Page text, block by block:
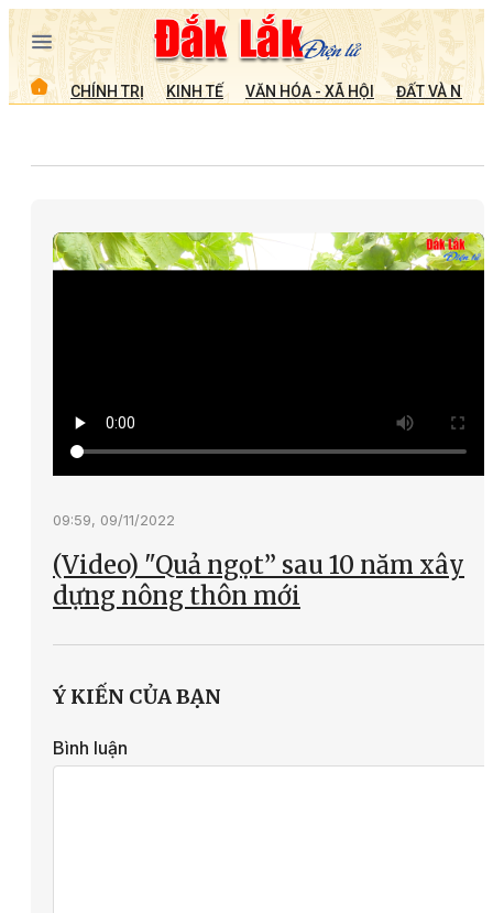
CHÍNH TRỊ KINH TẾ VĂN HÓA - XÃ HỘI ĐẤT VÀ
09:59, 09/11/2022
(Video) "Quả ngọt” sau 10 năm xây
dựng nông thôn mới
Ý KIẾN CỦA BẠN
Bình luận